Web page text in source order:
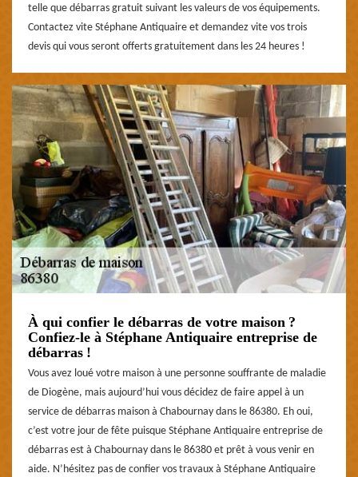
telle que débarras gratuit suivant les valeurs de vos équipements.
Contactez vite Stéphane Antiquaire et demandez vite vos trois
devis qui vous seront offerts gratuitement dans les 24 heures !
À qui confier le débarras de votre maison ?
Confiez-le à Stéphane Antiquaire entreprise de
débarras !
Vous avez loué votre maison à une personne souffrante de maladie
de Diogène, mais aujourd’hui vous décidez de faire appel à un
service de débarras maison à Chabournay dans le 86380. Eh oui,
c’est votre jour de fête puisque Stéphane Antiquaire entreprise de
débarras est à Chabournay dans le 86380 et prêt à vous venir en
aide. N’hésitez pas de confier vos travaux à Stéphane Antiquaire